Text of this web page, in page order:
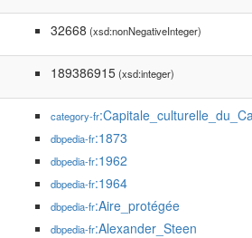
32668 (xsd:nonNegativeInteger)
189386915(xsd:integer)
category-fr
dbpedia-fr:1873
dbpedia-fr:1962
dbpedia-fr:1964
dbpedia-fr:Aire_protégée
dbpedia-fr:Alexander_Steen